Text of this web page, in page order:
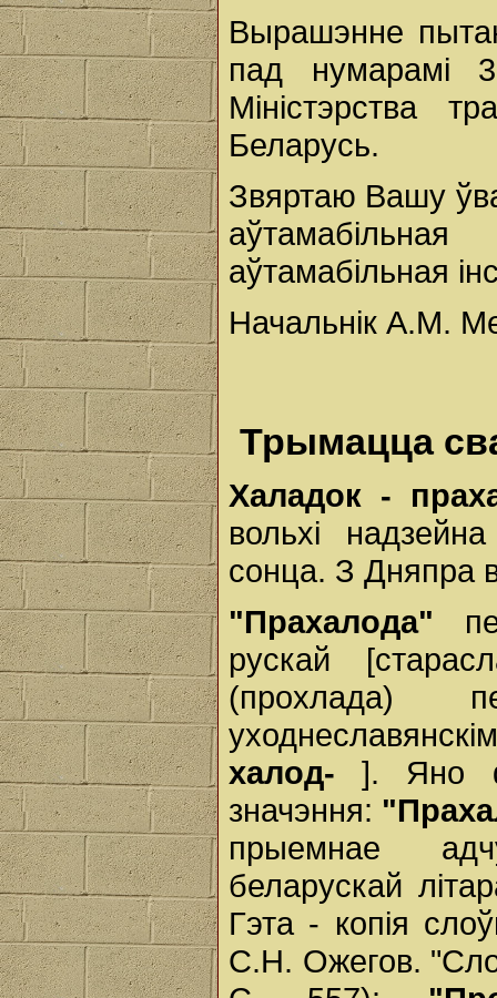
Вырашэнне
пад нумарамі
Міністэрства
Беларусь.
Звяртаю Вашу
аўтамабільная
Начальнік А.М.
Трымацца
Халадок -
вольхі
сонца. З Дняпра
"Прахалода"
рускай
(прохлада)
халод-]. Яно
значэння:
прыемнае
беларускай
Гэта - копія
С.Н. Ожегов.